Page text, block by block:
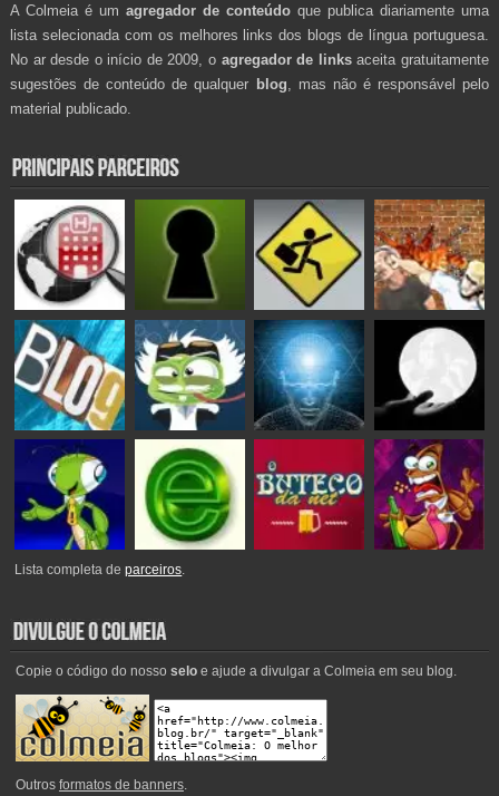
A Colmeia é um agregador de conteúdo que publica diariamente uma
lista selecionada com os melhores links dos blogs de língua portuguesa.
No ar desde o início de 2009, o agregador de linksaceita gratuitamente
sugestões de conteúdo de qualquer blog , mas não é responsável pelo
material publicado.
Lista completa deparceiros.
Copie o código do nosso seloe ajude a divulgar a Colmeia em seu blog.
Outros formatos de banners.